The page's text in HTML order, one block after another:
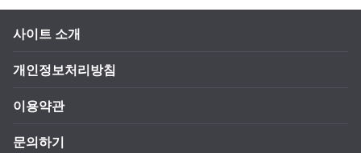
사이트 소개
개인정보처리방침
이용약관
문의하기